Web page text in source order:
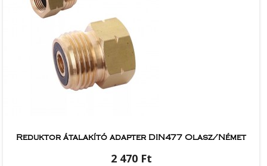
Reduktor átalakító adapter DIN477 Olasz/Német
2 470 Ft